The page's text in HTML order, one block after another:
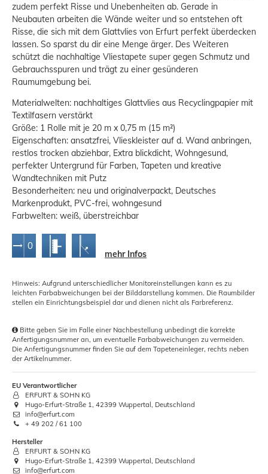
zudem perfekt Risse und Unebenheiten ab. Gerade in
Neubauten arbeiten die Wände weiter und so entstehen oft
Risse, die sich mit dem Glattvlies von Erfurt perfekt überdecken
lassen. So sparst du dir eine Menge ärger. Des Weiteren
schützt die nachhaltige Vliestapete super gegen Schmutz und
Gebrauchsspuren und trägt zu einer gesünderen
Raumumgebung bei.
Materialwelten: nachhaltiges Glattvlies aus Recyclingpapier mit
Textilfasern verstärkt
Größe: 1 Rolle mit je 20 m x 0,75 m (15 m²)
Eigenschaften: ansatzfrei, Vlieskleister auf d. Wand anbringen,
restlos trocken abziehbar, Extra blickdicht, Wohngesund,
perfekter Untergrund für Farben, Tapeten und kreative
Wandtechniken mit Putz
Besonderheiten: neu und originalverpackt, Deutsches
Markenprodukt, PVC-frei, wohngesund
Farbwelten: weiß, überstreichbar
mehr Infos
Hinweis: Aufgrund unterschiedlicher Monitoreinstellungen kann es zu
leichten Farbabweichungen bei der Bilddarstellung kommen. Die Raumbilder
stellen ein Einrichtungsbeispiel dar und dienen nicht als Farbreferenz.
Bitte geben Sie im Falle einer Nachbestellung unbedingt die korrekte
Anfertigungsnummer an, um eventuelle Farbabweichungen zu vermeiden.
Die Anfertigungsnummer finden Sie auf dem Tapeteneinleger, rechts neben
der Artikelnummer.
EU Verantwortlicher
ERFURT & SOHN KG
Hugo-Erfurt-Straße 1, 42399 Wuppertal, Deutschland
info@erfurt.com
+ 49 202 / 61 100
Hersteller
ERFURT & SOHN KG
Hugo-Erfurt-Straße 1, 42399 Wuppertal, Deutschland
info@erfurt.com